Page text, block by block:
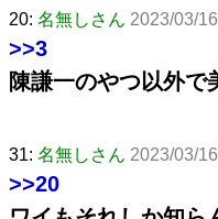
20: 名無しさん 2023/03/
>>3
陳謙一のやつ以外で
31: 名無しさん 2023/03/
>>20